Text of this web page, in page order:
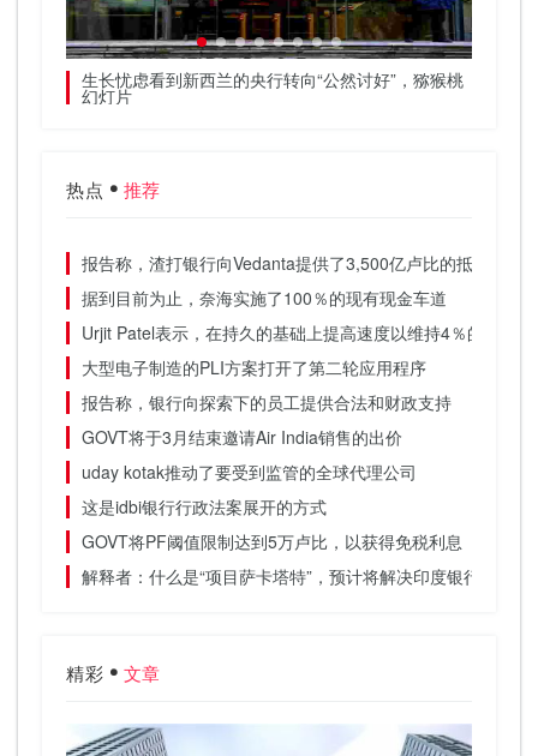
生长忧虑看到新西兰的央行转向“公然讨好”，猕猴桃
幻灯片
热点 推荐
报告称，渣打银行向Vedanta提供了3,500亿卢比的抵消抵押
据到目前为止，奈海实施了100％的现有现金车道
Urjit Patel表示，在持久的基础上提高速度以维持4％的CPI目
大型电子制造的PLI方案打开了第二轮应用程序
报告称，银行向探索下的员工提供合法和财政支持
GOVT将于3月结束邀请Air India销售的出价
uday kotak推动了要受到监管的全球代理公司
这是idbi银行行政法案展开的方式
GOVT将PF阈值限制达到5万卢比，以获得免税利息
解释者：什么是“项目萨卡塔特”，预计将解决印度银行业的麻
精彩 文章